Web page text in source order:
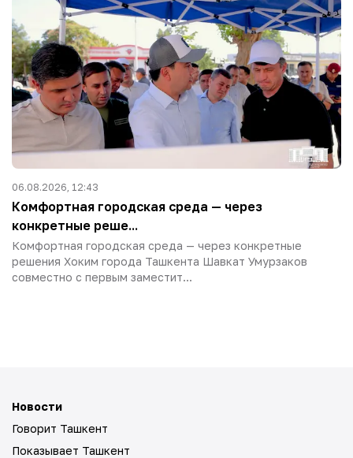
06.08.2026, 12:43
Комфортная городская среда — через
конкретные реше...
Комфортная городская среда — через конкретные
решения Хоким города Ташкента Шавкат Умурзаков
совместно с первым заместит...
Новости
Говорит Ташкент
Показывает Ташкент